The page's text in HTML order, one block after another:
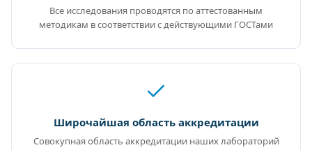
Все исследования проводятся по аттестованным
методикам в соответствии с действующими ГОСТами
Широчайшая область аккредитации
Совокупная область аккредитации наших лабораторий